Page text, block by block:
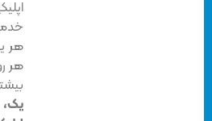
خدمات
هر یک
هر روز
بیشتری
یک،